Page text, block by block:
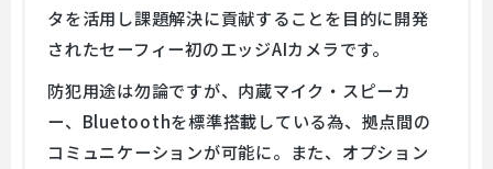
タを活用し課題解決に貢献することを目的に開発
されたセーフィー初のエッジAIカメラです。
防犯用途は勿論ですが、内蔵マイク・スピーカ
ー、Bluetoothを標準搭載している為、拠点間の
コミュニケーションが可能に。また、オプション